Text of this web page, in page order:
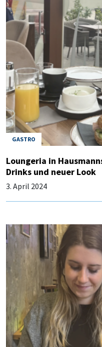
GASTRO
Loungeria in
Drinks und neuer Look
3. April 2024